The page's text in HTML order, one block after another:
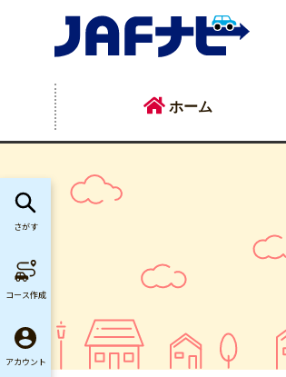
ホーム
さがす
コース作成
アカウント